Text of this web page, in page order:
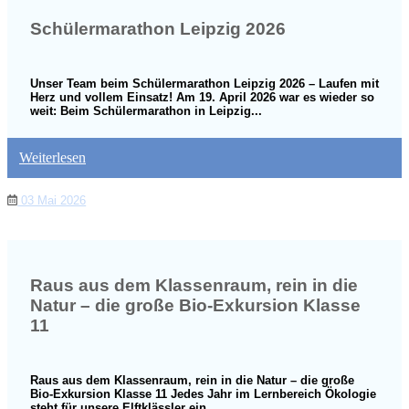
03 Mai 2026
Schülermarathon Leipzig 2026
Unser Team beim Schülermarathon Leipzig 2026 – Laufen mit
Herz und vollem Einsatz! Am 19. April 2026 war es wieder so
weit: Beim Schülermarathon in Leipzig...
Weiterlesen
Raus aus dem Klassenraum, rein in die
Natur – die große Bio-Exkursion Klasse
11
Raus aus dem Klassenraum, rein in die Natur – die große
Bio-Exkursion Klasse 11 Jedes Jahr im Lernbereich Ökologie